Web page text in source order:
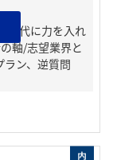
時代に力を入れ
軸/志望業界と
ン、逆質問